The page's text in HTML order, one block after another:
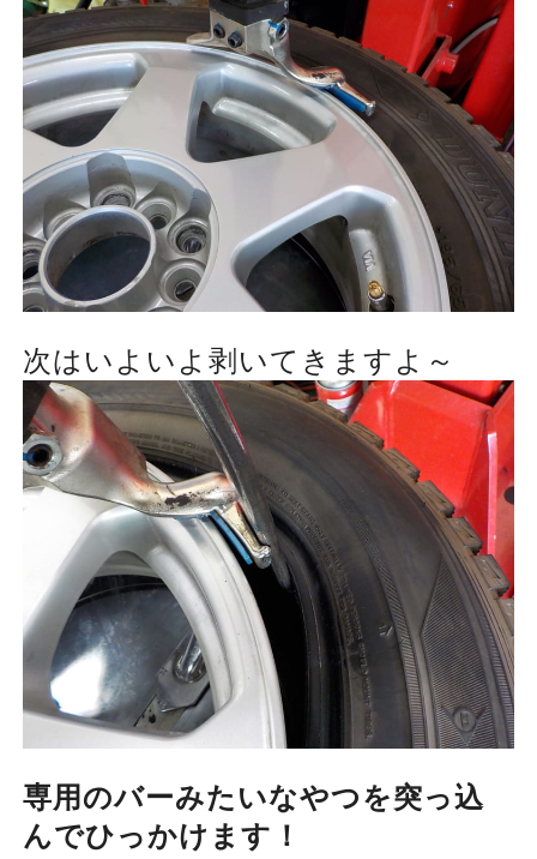
次はいよいよ剥いてきますよ～
専用のバーみたいなやつを突っ込
んでひっかけます！